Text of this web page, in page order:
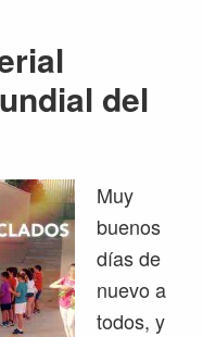
del
Muy
buenos
días de
nuevo a
todos, y